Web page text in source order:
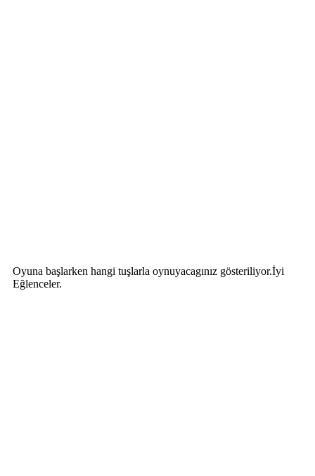
Oyuna başlarken hangi tuşlarla oynuyacagınız gösteriliyor.İyi
Eğlenceler.